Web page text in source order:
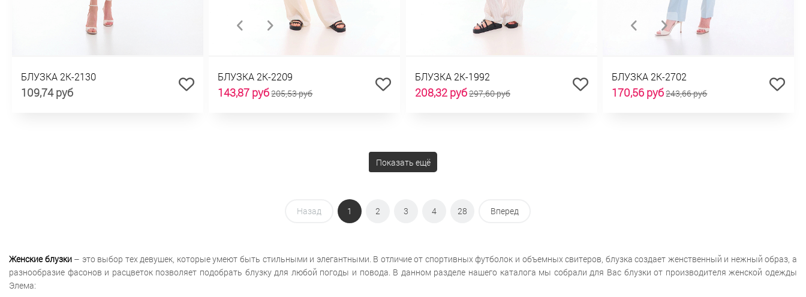
БЛУЗКА 2К-2130
109,74 руб
БЛУЗКА 2К-2209
143,87 руб205,53 руб
БЛУЗКА 2К-1992
208,32 руб297,60 руб
БЛУЗКА 2К-2702
170,56 руб243,66 руб
Показать ещё
Назад 1 2 3 4 28 Вперед
Женские блузки– это выбор тех девушек, которые умеют быть стильными и элегантными. В отличие от спортивных футболок и объемных свитеров, блузка создает женственный и нежный образ, а
разнообразие фасонов и расцветок позволяет подобрать блузку для любой погоды и повода. В данном разделе нашего каталога мы собрали для Вас блузки от производителя женской одежды
Элема: